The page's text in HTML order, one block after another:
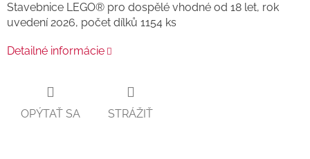
Stavebnice LEGO® pro dospělé vhodné od 18 let, rok
uvedení 2026, počet dílků 1154 ks
Detailné informácie
OPÝTAŤ SA STRÁŽIŤ